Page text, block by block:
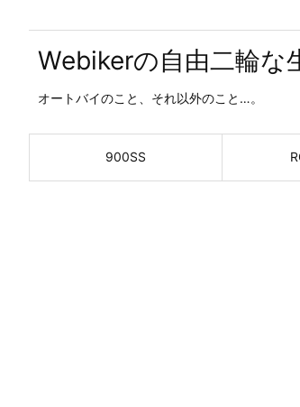
Webikerの自由二輪な
オートバイのこと、それ以外のこと…。
900SS